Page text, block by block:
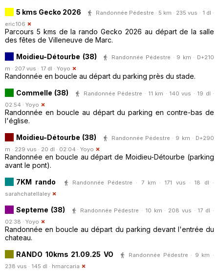
5 kms Gecko 2026
Randonnée Pédestre · 5 km · 235 vus · 1 dl ·
eric106
Parcours 5 kms de la rando Gecko 2026 au départ de la salle
des fêtes de Villeneuve de Marc.
Moidieu-Détourbe (38)
Randonnée Pédestre · 9 km · D+210
m · 207 vus · 17 dl · Yoyo
Randonnée en boucle au départ du parking près du stade.
Commelle (38)
Randonnée Pédestre · 11 km · 140 vus · 19 dl ·
02:54 · Yoyo
Randonnée en boucle au départ du parking en contre-bas de
l'église.
Moidieu-Détourbe (38)
Randonnée Pédestre · 9 km · D+290
m · 229 vus · 20 dl · 02:04 · Yoyo
Randonnée en boucle au départ de Moidieu-Détourbe (parking
avant le pont).
7KM rando
Randonnée Pédestre · 7 km · 171 vus · 18 dl ·
sarahchatellaley
Septeme (38)
Randonnée Pédestre · 10 km · 208 vus · 17 dl ·
02:38 · Yoyo
Randonnée en boucle au départ du parking devant l'entrée du
chateau.
RANDO 10kms 21.09.25 VO
Randonnée Pédestre · 9 km ·
238 vus · 145 dl · hmarcaria